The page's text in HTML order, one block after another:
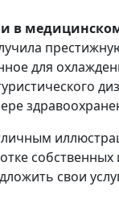
в
для
свои